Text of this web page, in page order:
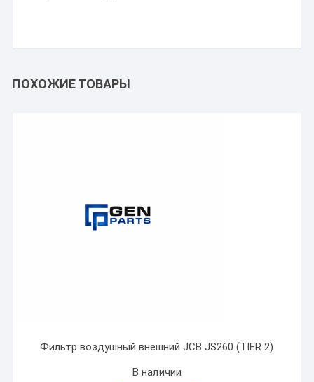
ПОХОЖИЕ ТОВАРЫ
Фильтр воздушный внешний JCB JS260 (TIER 2)
В наличии